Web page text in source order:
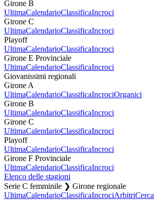
Girone B
UltimaCalendarioClassificaIncroci
Girone C
UltimaCalendarioClassificaIncroci
Playoff
UltimaCalendarioClassificaIncroci
Girone E Provinciale
UltimaCalendarioClassificaIncroci
Giovanissimi regionali
Girone A
UltimaCalendarioClassificaIncrociOrganici
Girone B
UltimaCalendarioClassificaIncroci
Girone C
UltimaCalendarioClassificaIncroci
Playoff
UltimaCalendarioClassificaIncroci
Girone F Provinciale
UltimaCalendarioClassificaIncroci
Elenco delle stagioni
Serie C femminile ❯ Girone regionale
UltimaCalendarioClassificaIncrociArbitriCerca